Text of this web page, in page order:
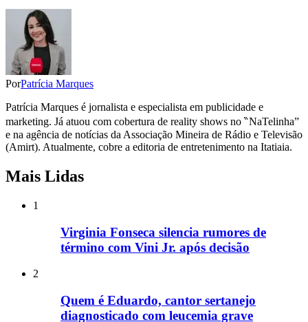
PorPatrícia Marques
Patrícia Marques é jornalista e especialista em publicidade e
marketing. Já atuou com cobertura de reality shows no ‶NaTelinha”
e na agência de notícias da Associação Mineira de Rádio e Televisão
(Amirt). Atualmente, cobre a editoria de entretenimento na Itatiaia.
Mais Lidas
1
Virginia Fonseca silencia rumores de
término com Vini Jr. após decisão
2
Quem é Eduardo, cantor sertanejo
diagnosticado com leucemia grave